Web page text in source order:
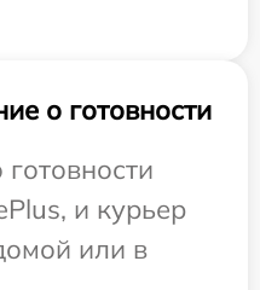
о готовности
и курьер
или в